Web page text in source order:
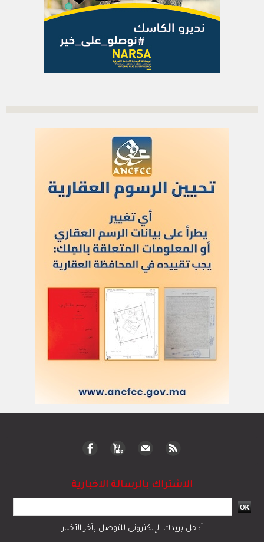
الاشتراك بالرسالة الاخبارية
أدخل بريدك الإلكتروني للتوصل بآخر الأخبار